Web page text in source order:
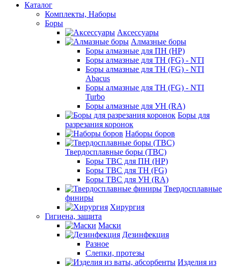
Каталог
Комплекты, Наборы
Боры
Аксессуары
Алмазные боры
Боры алмазные для ПН (HP)
Боры алмазные для ТН (FG) - NTI
Боры алмазные для ТН (FG) - NTI
Abacus
Боры алмазные для ТН (FG) - NTI
Turbo
Боры алмазные для УН (RA)
Боры для
разрезания коронок
Наборы боров
Твердосплавные боры (ТВС)
Боры ТВС для ПН (HP)
Боры ТВС для ТН (FG)
Боры ТВС для УН (RA)
Твердосплавные
финиры
Хирургия
Гигиена, защита
Маски
Дезинфекция
Разное
Слепки, протезы
Изделия из